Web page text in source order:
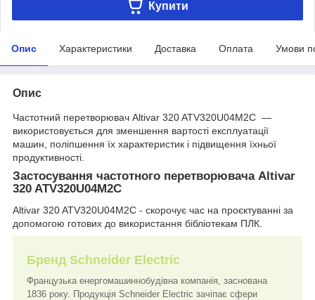
Купити
Опис Характеристики Доставка Оплата Умови
Опис
Частотний перетворювач Altivar 320 ATV320U04M2C —
використовується для зменшення вартості експлуатації
машин, поліпшення їх характеристик і підвищення їхньої
продуктивності.
Застосування частотного перетворювача Altivar
320 ATV320U04M2C
Altivar 320 ATV320U04M2C - скорочує час на проєктуванні за
допомогою готових до використання бібліотекам ПЛК.
Бренд Schneider Electric
Французька енергомашиннобудівна компанія, заснована
1836 року. Продукція Schneider Electric зачіпає сфери